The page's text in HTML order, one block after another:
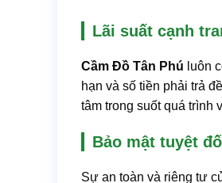
Lãi suất cạnh
Cầm Đồ Tân Phú luôn
hạn và số tiền phải trả
tâm trong suốt quá trình
Bảo mật tuyệt
Sự an toàn và riêng tư